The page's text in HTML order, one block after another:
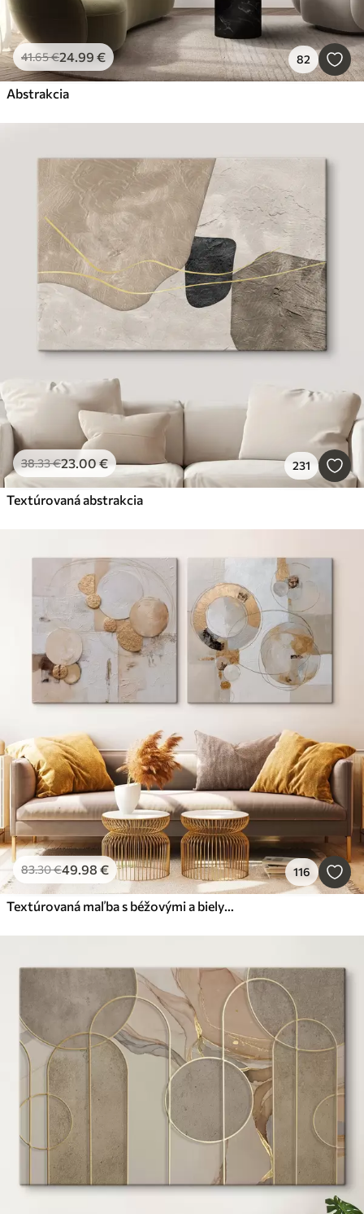
41.65€24.99 € 82
Abstrakcia
38.33€23.00€ 231
Textúrovaná abstrakcia
83.30€49.98 € 116
Textúrovaná maľba s béžovými a bielymi tvarmi